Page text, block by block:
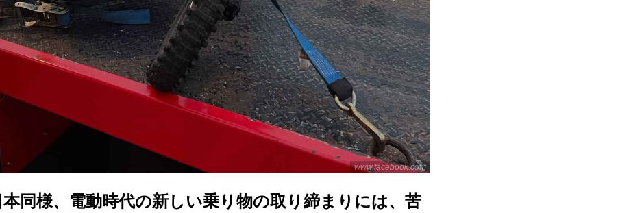
www.facebook.com
同様、電動時代の新しい乗り物の取り締まりには、苦